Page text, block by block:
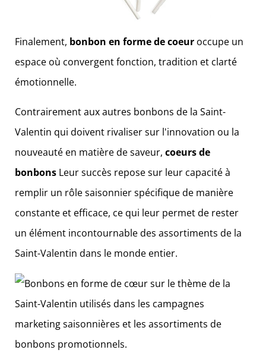
Finalement, bonbon en forme de coeur occupe un
espace où convergent fonction, tradition et clarté
émotionnelle.
Contrairement aux autres bonbons de la Saint-
Valentin qui doivent rivaliser sur l'innovation ou la
nouveauté en matière de saveur,coeurs de
bonbons Leur succès repose sur leur capacité à
remplir un rôle saisonnier spécifique de manière
constante et efficace, ce qui leur permet de rester
un élément incontournable des assortiments de la
Saint-Valentin dans le monde entier.